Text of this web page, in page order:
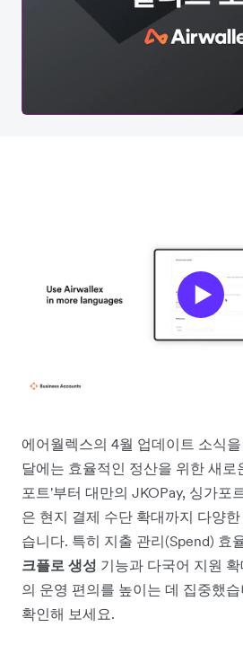
에어월렉스의 4월 업데이트 소식
달에는 효율적인 정산을 위한 새로
포트'부터 대만의 JKOPay, 싱가포
은 현지 결제 수단 확대까지 다양
습니다. 특히 지출 관리(Spend) 효
크플로 생성 기능과 다국어 지원
의 운영 편의를 높이는 데 집중했
확인해 보세요.